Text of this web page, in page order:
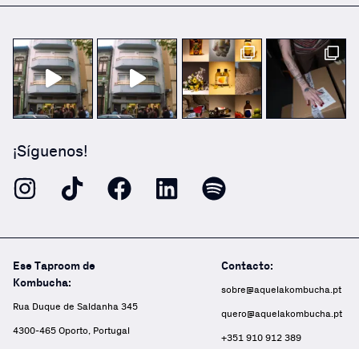
¡Síguenos!
Ese Taproom de
Kombucha:
Rua Duque de Saldanha 345
4300-465 Oporto, Portugal
Contacto:
sobre@aquelakombucha.pt
quero@aquelakombucha.pt
+351 910 912 389